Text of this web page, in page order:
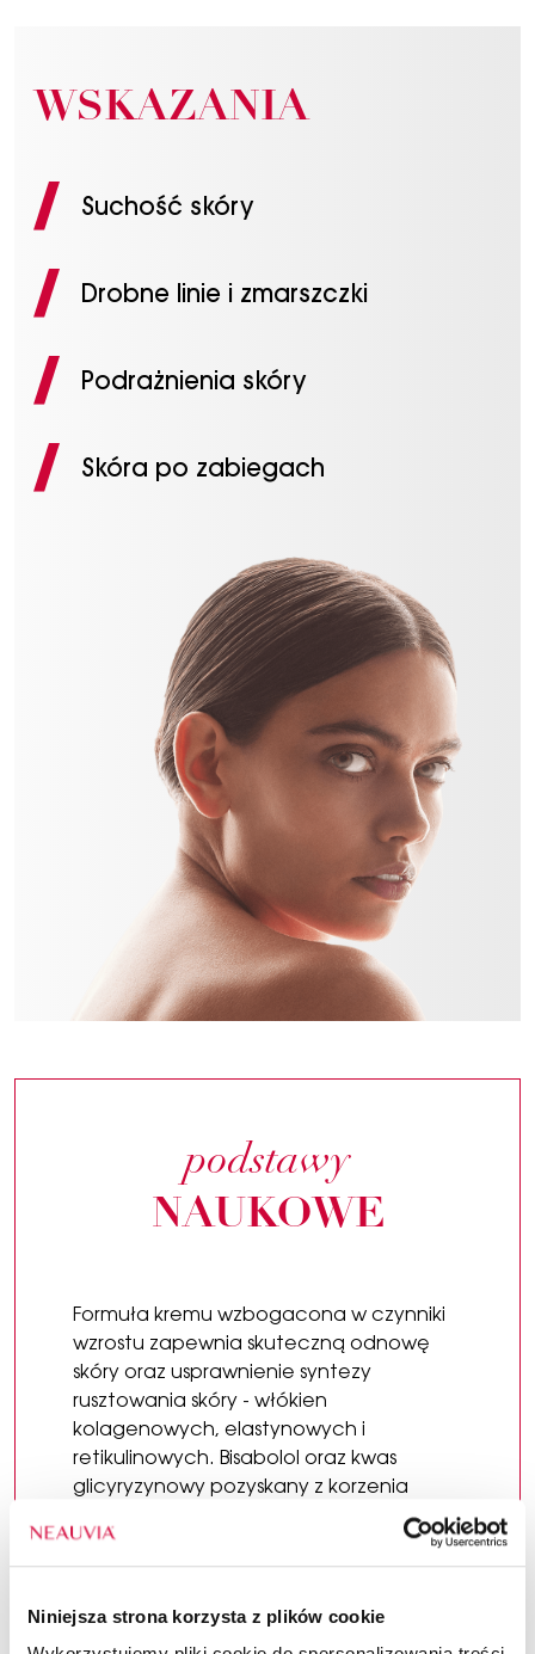
Niniejsza strona korzysta z plików cookie
WSKAZANIA
Suchość skóry
Drobne linie i zmarszczki
Podrażnienia skóry
Skóra po zabiegach
podstawy
NAUKOWE
Formuła kremu wzbogacona w czynniki
wzrostu zapewnia skuteczną odnowę
skóry oraz usprawnienie syntezy
rusztowania skóry - włókien
kolagenowych, elastynowych i
retikulinowych. Bisabolol oraz kwas
glicyryzynowy pozyskany z korzenia
podrażnienia, a fitosfingozyna i
Bogaty skład idzie w parze z